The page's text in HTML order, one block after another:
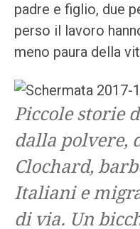
padre e figlio, due
perso il lavoro
meno paura della
Piccole storie
dalla polvere,
Clochard,
Italiani e
di via. Un